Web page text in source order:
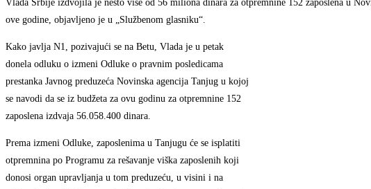
Vlada Srbije izdvojila je nešto više od 56 miliona dinara za otpremnine 152 zaposlena u
ove godine, objavljeno je u „Službenom glasniku“.
Kako javlja N1, pozivajući se na Betu, Vlada je u petak
donela odluku o izmeni Odluke o pravnim posledicama
prestanka Javnog preduzeća Novinska agencija Tanjug u kojoj
se navodi da se iz budžeta za ovu godinu za otpremnine 152
zaposlena izdvaja 56.058.400 dinara.
Prema izmeni Odluke, zaposlenima u Tanjugu će se isplatiti
otpremnina po Programu za rešavanje viška zaposlenih koji
donosi organ upravljanja u tom preduzeću, u visini i na